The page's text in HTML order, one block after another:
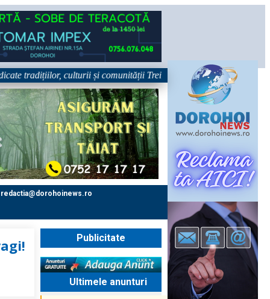
culturii și comunității Trei tradiții. Un singur eveniment. O
redactia@dorohoinews.ro
Publicitate
Ultimele anunturi